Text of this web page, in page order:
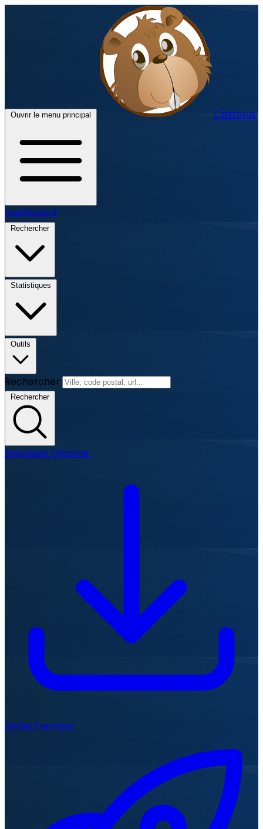
Ouvrir le menu principal Castorus
Dashboard
Rechercher
Statistiques
Outils
Rechercher
Rechercher
Extension Chrome
Mode Premium